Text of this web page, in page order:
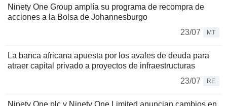
Ninety One Group amplía su programa de recompra de
acciones a la Bolsa de Johannesburgo
23/07
MT
La banca africana apuesta por los avales de deuda para
atraer capital privado a proyectos de infraestructuras
23/07
RE
Ninety One plc y Ninety One Limited anuncian cambios en